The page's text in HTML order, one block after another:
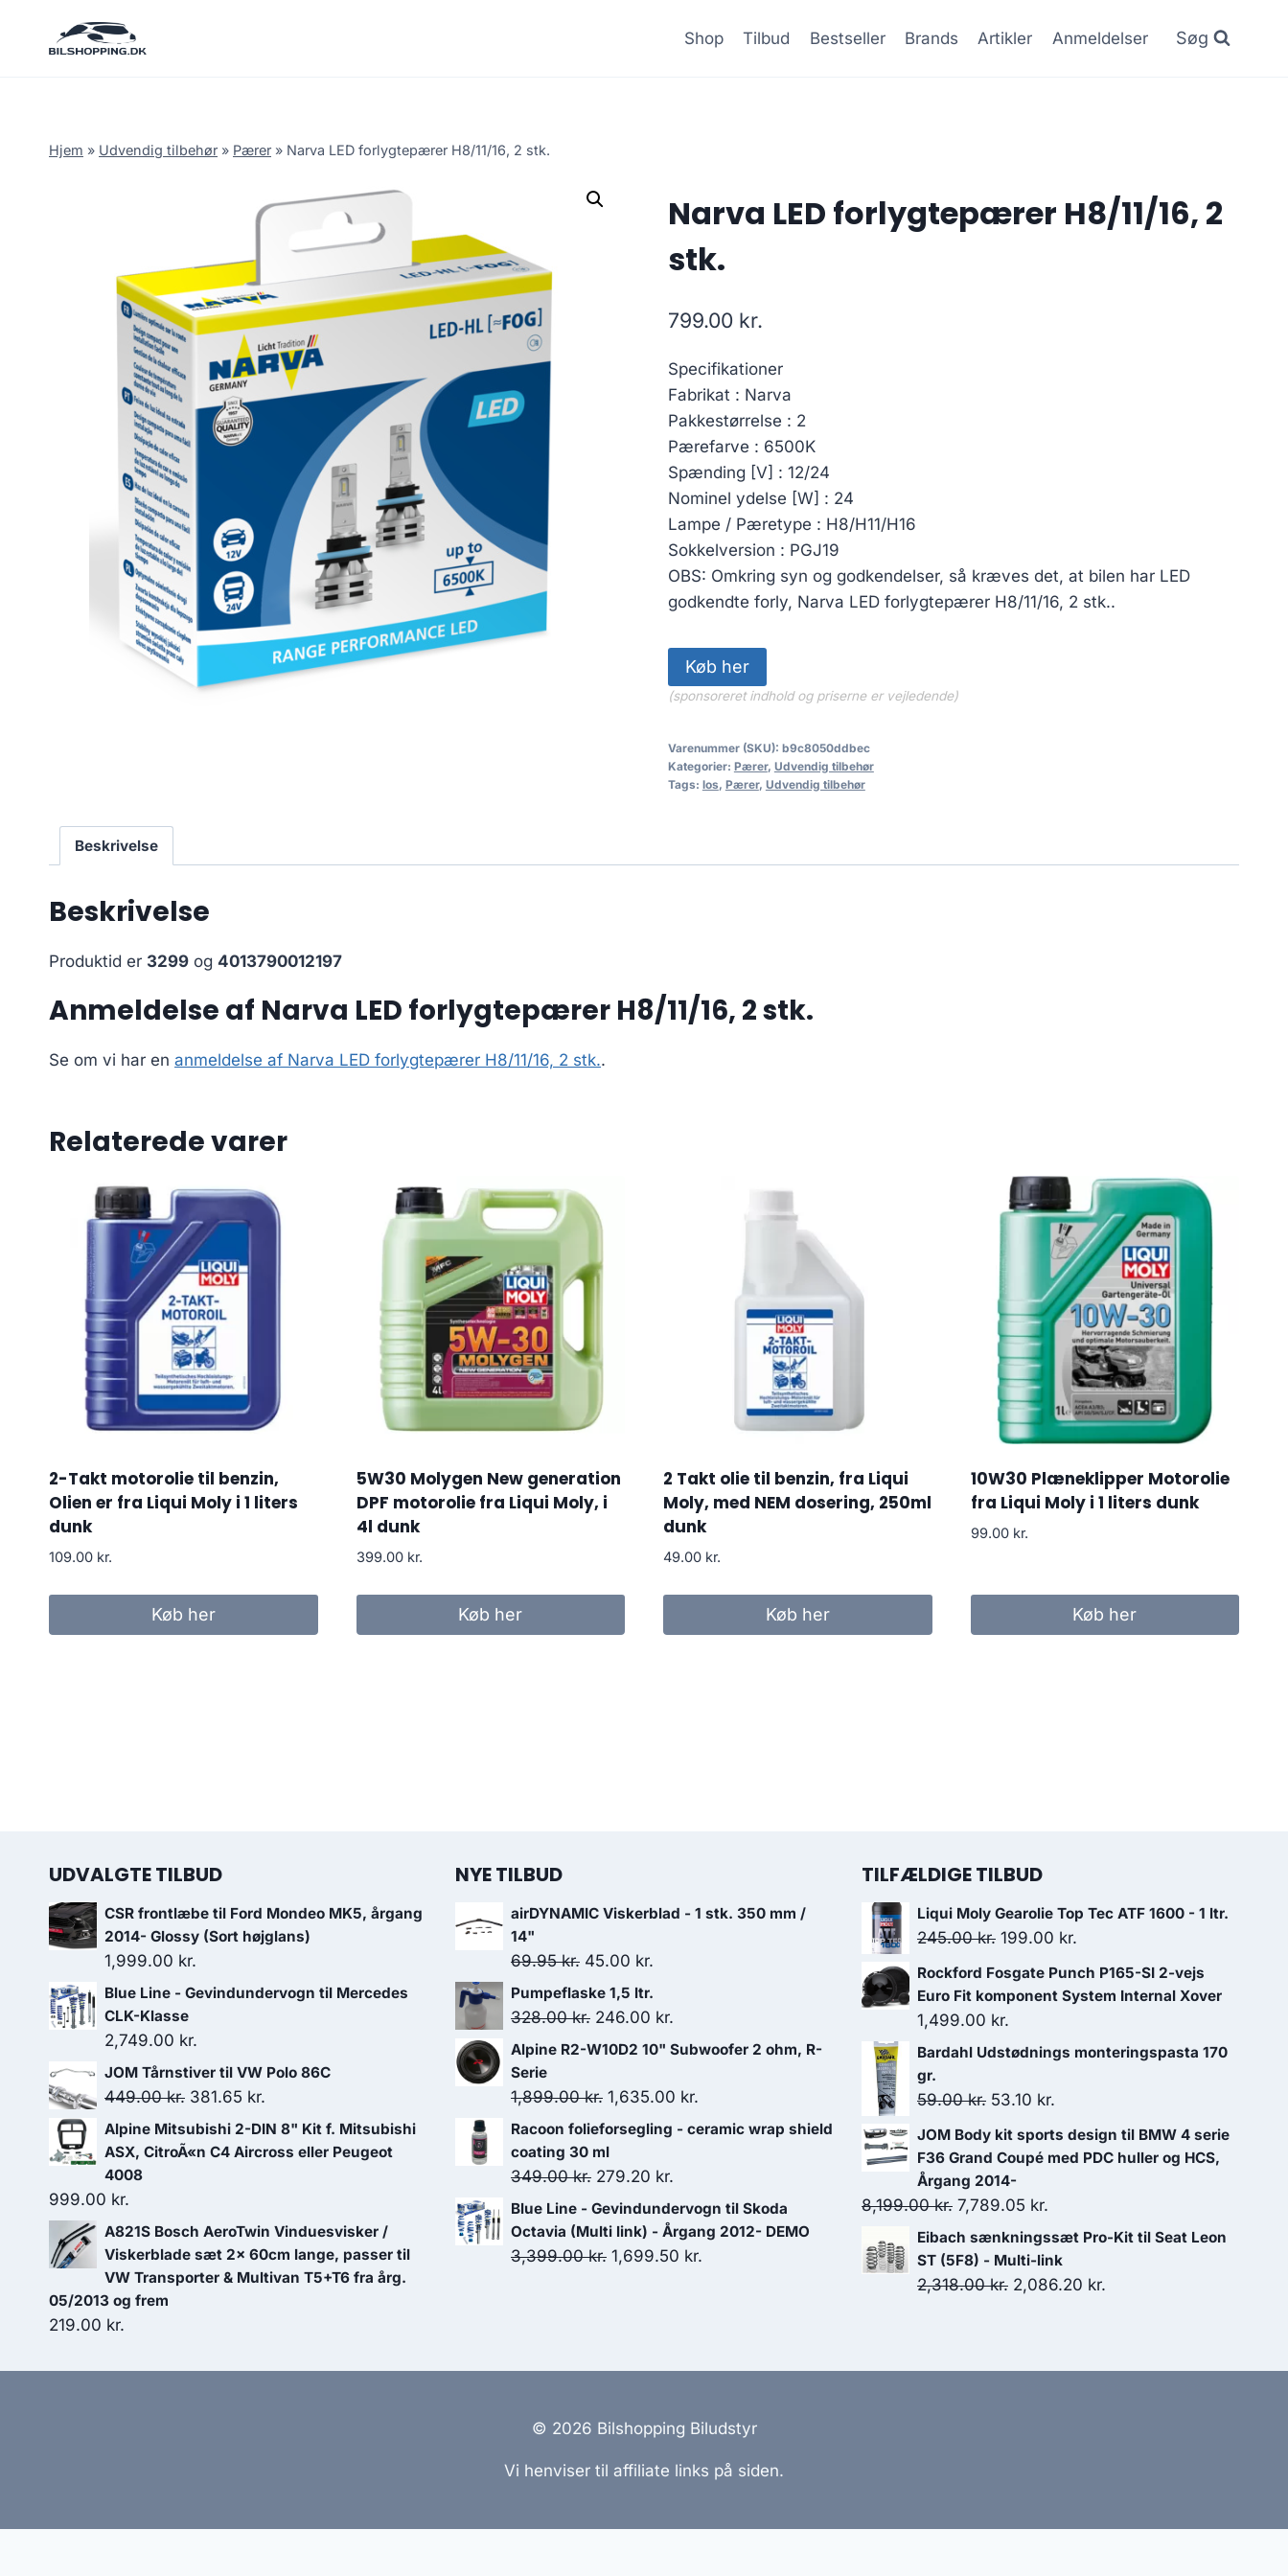
Shop Tilbud Bestseller Brands Artikler Anmeldelser Søg
Hjem » Udvendig tilbehør » Pærer » Narva LED forlygtepærer H8/11/16, 2 stk.
Narva LED forlygtepærer H8/11/16, 2
stk.
799.00 kr.
Specifikationer
Fabrikat : Narva
Pakkestørrelse : 2
Pærefarve : 6500K
Spænding [V] : 12/24
Nominel ydelse [W] : 24
Lampe / Pæretype : H8/H11/H16
Sokkelversion : PGJ19
OBS: Omkring syn og godkendelser, så kræves det, at bilen har LED
godkendte forly, Narva LED forlygtepærer H8/11/16, 2 stk..
Køb her
(sponsoreret indhold og priserne er vejledende)
Varenummer (SKU): b9c8050ddbec
Kategorier: Pærer, Udvendig tilbehør
Tags: los, Pærer, Udvendig tilbehør
Beskrivelse
Beskrivelse
Produktid er 3299 og 4013790012197
Anmeldelse af Narva LED forlygtepærer H8/11/16, 2 stk.
Se om vi har en anmeldelse af Narva LED forlygtepærer H8/11/16, 2 stk..
Relaterede varer
2-Takt motorolie til benzin,
Olien er fra Liqui Moly i 1 liters
dunk
109.00 kr.
Køb her
5W30 Molygen New generation
DPF motorolie fra Liqui Moly, i
4l dunk
399.00 kr.
Køb her
2 Takt olie til benzin, fra Liqui
Moly, med NEM dosering, 250ml
dunk
49.00 kr.
Køb her
10W30 Plæneklipper Motorolie
fra Liqui Moly i 1 liters dunk
99.00 kr.
Køb her
UDVALGTE TILBUD
CSR frontlæbe til Ford Mondeo MK5, årgang
2014- Glossy (Sort højglans)
1,999.00 kr.
Blue Line - Gevindundervogn til Mercedes
CLK-Klasse
2,749.00 kr.
JOM Tårnstiver til VW Polo 86C
449.00kr. Den
oprindelige
pris
381.65 kr.
aktuelle
pris
Alpine Mitsubishi 2-DIN 8" Kit f. Mitsubishi
ASX, CitroÃ«n C4 Aircross eller Peugeot
4008
999.00 kr.
A821S Bosch AeroTwin Vinduesvisker /
Viskerblade sæt 2x 60cm lange, passer til
VW Transporter & Multivan T5+T6 fra årg.
05/2013 og frem
219.00 kr.
NYE TILBUD
airDYNAMIC Viskerblad - 1 stk. 350 mm /
14"
69.95kr. Den
oprindelige
pris
45.00 kr.
pris
Pumpeflaske 1,5 ltr.
328.00kr. Den
oprindelige
var:
328.00 kr..
246.00 kr.
aktuelle
er:
246.00 kr..
Alpine R2-W10D2 10" Subwoofer 2 ohm, R-
Serie
1,899.00kr. Den
oprindelige
pris
var:
1,899.00 kr..
1,635.00 kr.
aktuelle
1,635.00 kr..
Racoon folieforsegling - ceramic wrap shield
coating 30 ml
349.00kr. Den
oprindelige
pris
var:
279.20 kr.
aktuelle
pris
er:
Blue Line - Gevindundervogn til Skoda
Octavia (Multi link) - Årgang 2012- DEMO
3,399.00kr. Den
1,699.50 kr.
TILFÆLDIGE TILBUD
Liqui Moly Gearolie Top Tec ATF 1600 - 1 ltr.
245.00kr. Den
oprindelige
pris
var:
199.00 kr.
aktuelle
pris
Rockford Fosgate Punch P165-SI 2-vejs
Euro Fit komponent System Internal Xover
1,499.00 kr.
Bardahl Udstødnings monteringspasta 170
gr.
59.00kr. Den
oprindelige
pris
var:
59.00 kr..
53.10 kr.
aktuelle
pris
JOM Body kit sports design til BMW 4 serie
F36 Grand Coupé med PDC huller og HCS,
Årgang 2014-
8,199.00kr. Den
oprindelige
pris
var:
7,789.05 kr.
aktuelle
pris
er:
Eibach sænkningssæt Pro-Kit til Seat Leon
ST (5F8) - Multi-link
2,318.00kr. Den
2,086.20 kr.
© 2026 Bilshopping Biludstyr
Vi henviser til affiliate links på siden.